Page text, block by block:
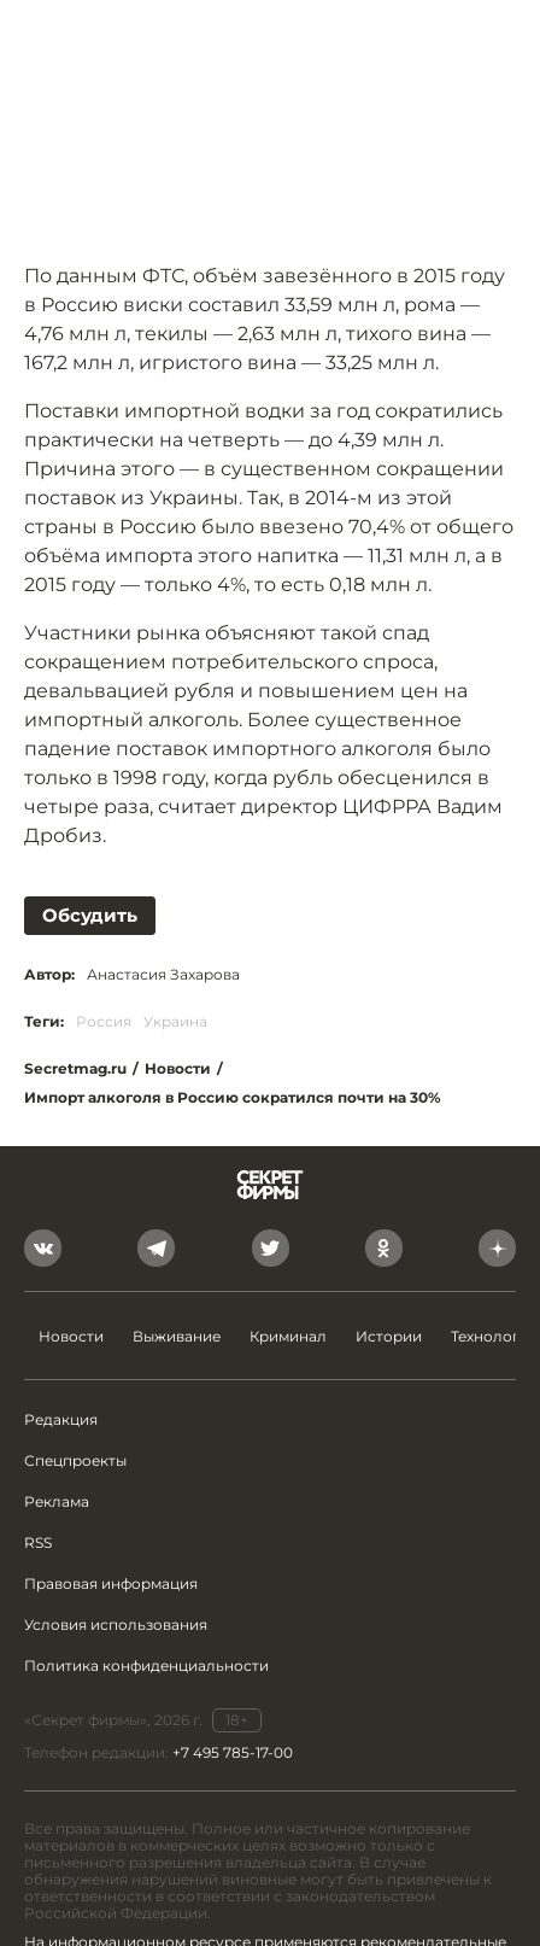
По данным ФТС, объём завезённого в 2015 году
в Россию виски составил 33,59 млн л, рома —
4,76 млн л, текилы — 2,63 млн л, тихого вина —
167,2 млн л, игристого вина — 33,25 млн л.
Поставки импортной водки за год сократились
практически на четверть — до 4,39 млн л.
Причина этого — в существенном сокращении
поставок из Украины. Так, в 2014-м из этой
страны в Россию было ввезено 70,4% от общего
объёма импорта этого напитка — 11,31 млн л, а в
2015 году — только 4%, то есть 0,18 млн л.
Участники рынка объясняют такой спад
сокращением потребительского спроса,
девальвацией рубля и повышением цен на
импортный алкоголь. Более существенное
падение поставок импортного алкоголя было
только в 1998 году, когда рубль обесценился в
четыре раза, считает директор ЦИФРРА Вадим
Дробиз.
Обсудить
Автор: Анастасия Захарова
Теги: Россия Украина
Secretmag.ru / Новости /
Импорт алкоголя в Россию сократился почти на 30%
Новости Выживание Криминал Истории Технологии
Редакция
Спецпроекты
Реклама
RSS
Правовая информация
Условия использования
Политика конфиденциальности
«Секрет фирмы», 2026 г.
18+
Телефон редакции: +7 495 785-17-00
Все права защищены. Полное или частичное копирование
материалов в коммерческих целях возможно только с
письменного разрешения владельца сайта. В случае
обнаружения нарушений виновные могут быть привлечены к
ответственности в соответствии с законодательством
Российской Федерации.
На информационном ресурсе применяются рекомендательные